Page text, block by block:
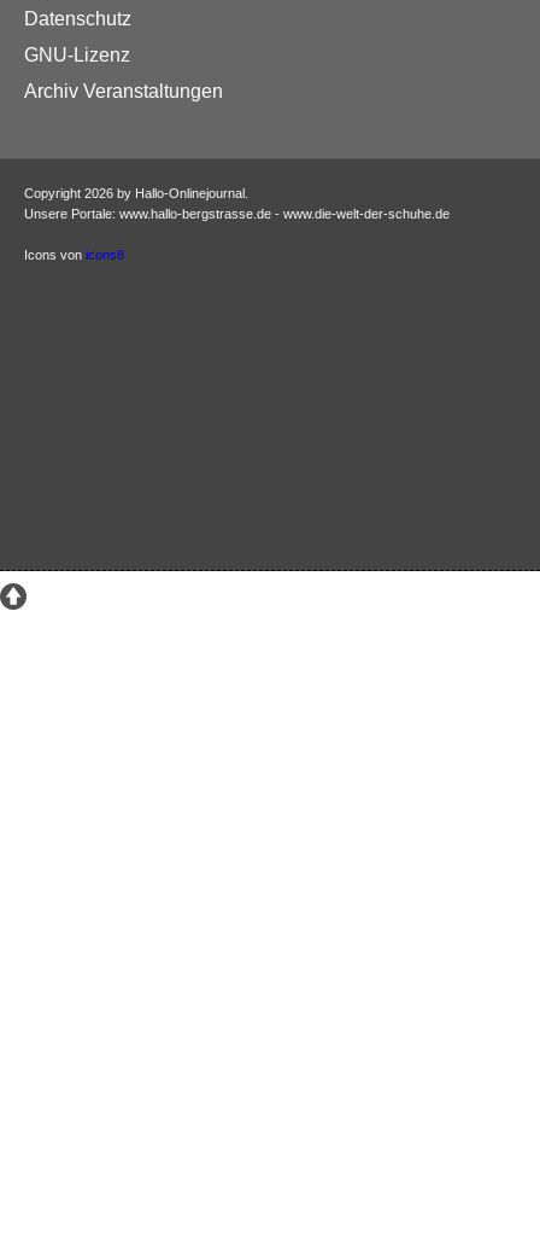
Datenschutz
GNU-Lizenz
Archiv Veranstaltungen
Copyright 2026 by Hallo-Onlinejournal.
Unsere Portale: www.hallo-bergstrasse.de - www.die-welt-der-schuhe.de
Icons von icons8